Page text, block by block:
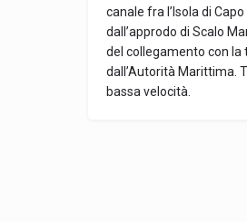
canale fra l’Isola di
dall’approdo di Scalo
del collegamento con
dall’Autorità Marittima.
bassa velocità.